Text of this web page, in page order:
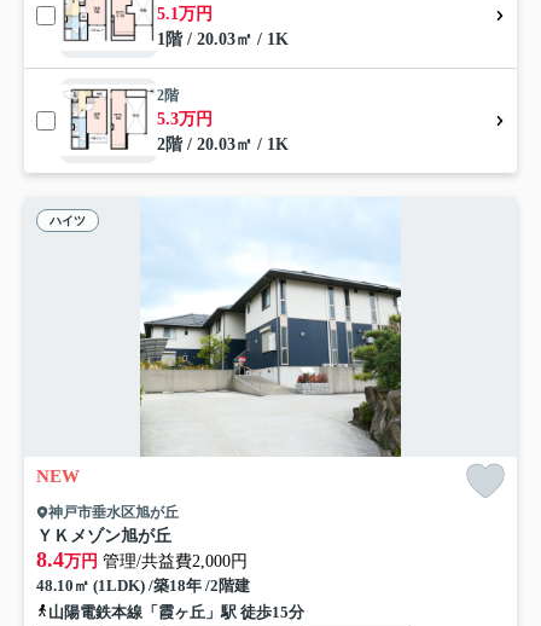
5.1万円
1階 / 20.03㎡ / 1K
2階
5.3万円
2階 / 20.03㎡ / 1K
ハイツ
NEW
神戸市垂水区旭が丘
ＹＫメゾン旭が丘
8.4万円 管理/共益費2,000円
48.10㎡ (1LDK) /築18年 /2階建
山陽電鉄本線「霞ヶ丘」駅 徒歩15分